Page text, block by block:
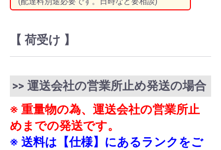
【 荷受け 】
>> 運送会社の営業所止め発送の場合
※ 重量物の為、運送会社の営業所止
めまでの発送です。
※ 送料は【仕様】にあるランクをご